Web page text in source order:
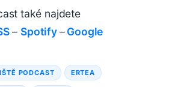
také najdete
– Spotify– Google
PODCAST ERTEA